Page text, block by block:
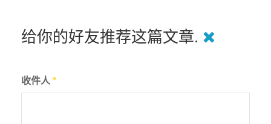
给你的好友推荐这篇文章.
收件人*